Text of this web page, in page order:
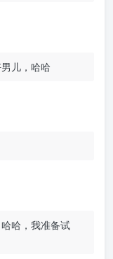
儿，哈哈
哈，我准备试